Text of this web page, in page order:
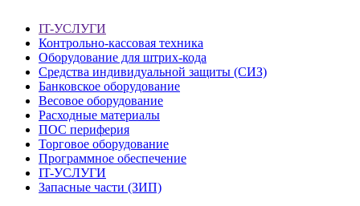
IT-УСЛУГИ
Контрольно-кассовая техника
Оборудование для штрих-кода
Средства индивидуальной защиты (СИЗ)
Банковское оборудование
Весовое оборудование
Расходные материалы
ПОС периферия
Торговое оборудование
Программное обеспечение
IT-УСЛУГИ
Запасные части (ЗИП)